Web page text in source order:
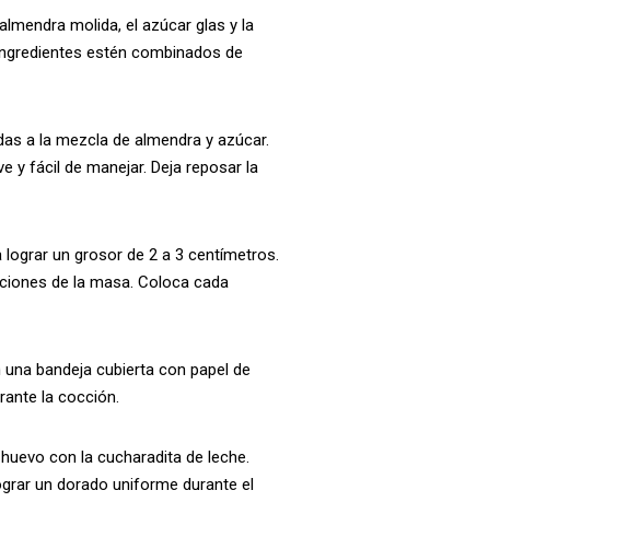
molida, el azúcar glas y la
estén combinados de
a la mezcla de almendra y azúcar.
y fácil de manejar. Deja reposar la
un grosor de 2 a 3 centímetros.
de la masa. Coloca cada
bandeja cubierta con papel de
la cocción.
con la cucharadita de leche.
un dorado uniforme durante el